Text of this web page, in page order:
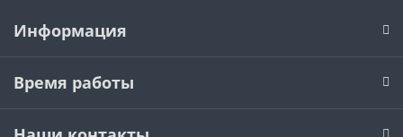
Информация
Время работы